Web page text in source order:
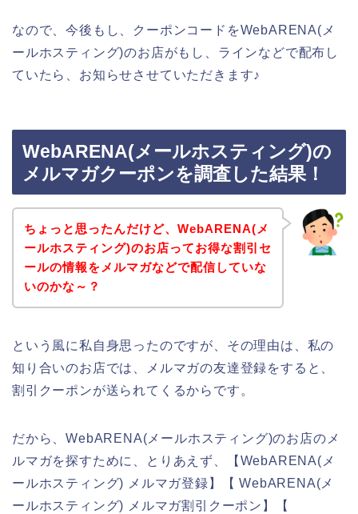
なので、今後もし、クーポンコードをWebARENA(メ
ールホスティング)のお店がもし、ラインなどで配布し
ていたら、お知らせさせていただきます♪
WebARENA(メールホスティング)の
メルマガクーポンを調査した結果！
ちょっと思ったんだけど、WebARENA(メ
ールホスティング)のお店ってお得な割引セ
ールの情報をメルマガなどで配信していな
いのかな～？
という風に私自身思ったのですが、その理由は、私の
知り合いのお店では、メルマガの友達登録をすると、
割引クーポンが送られてくるからです。
だから、WebARENA(メールホスティング)のお店のメ
ルマガを探すために、とりあえず、【WebARENA(メ
ールホスティング) メルマガ登録】【 WebARENA(メ
ールホスティング) メルマガ割引クーポン】【